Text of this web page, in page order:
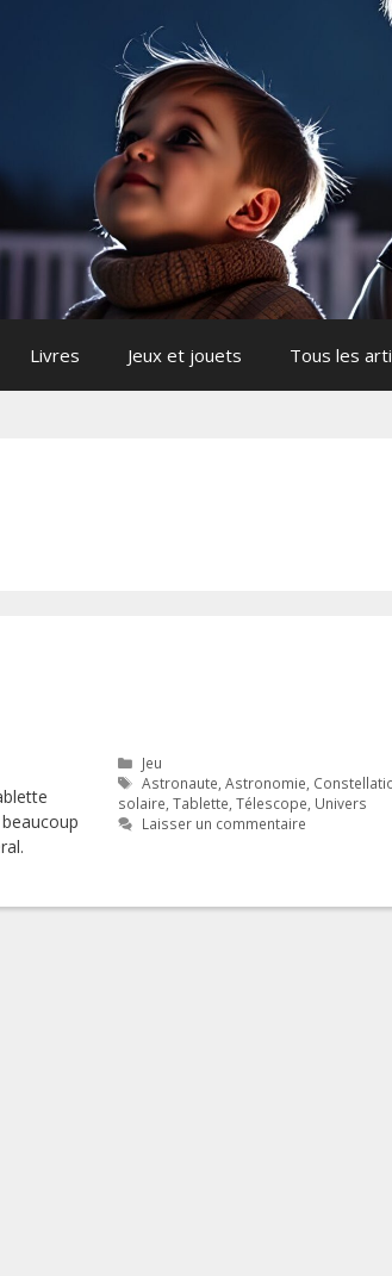
Livres Jeux et jouets Tous les
Catégories
Jeu
Étiquettes
Astronaute Astronomie
solaire Tablette Télescope Univers
Laisser un commentaire